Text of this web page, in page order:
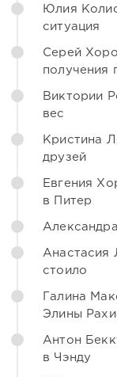
Юлия
ситуация
Серей
получения
Виктории
вес
Кристина
друзей
Евгения
в Питер
Анастасия
стоило
Галина
Элины
Антон
в Чэнду